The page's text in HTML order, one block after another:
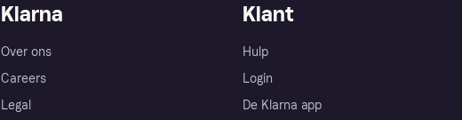
Klarna
Over ons
Careers
Legal
Klant
Hulp
Login
De Klarna app